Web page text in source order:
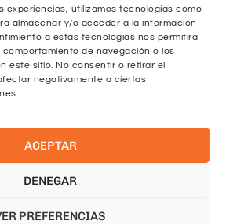
experiencias, utilizamos tecnologías como
almacenar y/o acceder a la información
a estas tecnologías nos permitirá
de navegación o los
este sitio. No consentir o retirar el
negativamente a ciertas
ACEPTAR
DENEGAR
PREFERENCIAS